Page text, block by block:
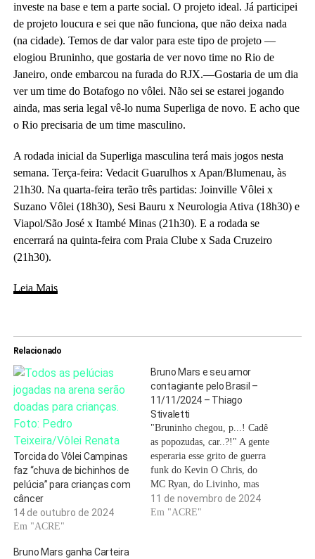
investe na base e tem a parte social. O projeto ideal. Já participei
de projeto loucura e sei que não funciona, que não deixa nada
(na cidade). Temos de dar valor para este tipo de projeto —
elogiou Bruninho, que gostaria de ver novo time no Rio de
Janeiro, onde embarcou na furada do RJX.—Gostaria de um dia
ver um time do Botafogo no vôlei. Não sei se estarei jogando
ainda, mas seria legal vê-lo numa Superliga de novo. E acho que
o Rio precisaria de um time masculino.
A rodada inicial da Superliga masculina terá mais jogos nesta
semana. Terça-feira: Vedacit Guarulhos x Apan/Blumenau, às
21h30. Na quarta-feira terão três partidas: Joinville Vôlei x
Suzano Vôlei (18h30), Sesi Bauru x Neurologia Ativa (18h30) e
Viapol/São José x Itambé Minas (21h30). E a rodada se
encerrará na quinta-feira com Praia Clube x Sada Cruzeiro
(21h30).
Leia Mais
Relacionado
Torcida do Vôlei Campinas
faz “chuva de bichinhos de
pelúcia” para crianças com
câncer
14 de outubro de 2024
Em "ACRE"
Bruno Mars e seu amor
contagiante pelo Brasil –
11/11/2024 – Thiago
Stivaletti
"Bruninho chegou, p...! Cadê
as popozudas, car..?!" A gente
esperaria esse grito de guerra
funk do Kevin O Chris, do
MC Ryan, do Livinho, mas
nunca de um cantor do Havaí
que mal fala português. Mais
11 de novembro de 2024
Em "ACRE"
Bruno Mars ganha Carteira